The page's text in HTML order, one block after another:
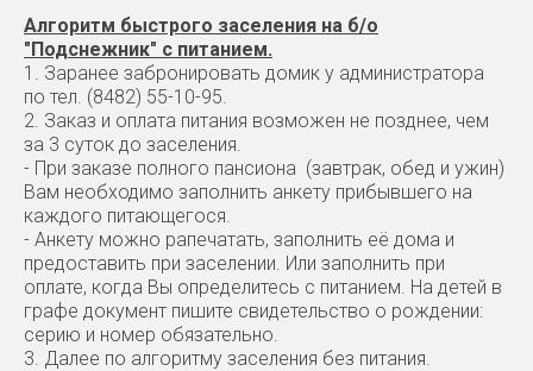
Алгоритм быстрого заселения на б/о
"Подснежник" с питанием.
1. Заранее забронировать домик у администратора
по тел. (8482) 55-10-95.
2. Заказ и оплата питания возможен не позднее, чем
за 3 суток до заселения.
- При заказе полного пансиона (завтрак, обед и ужин)
Вам необходимо заполнить анкету прибывшего на
каждого питающегося.
- Анкету можно рапечатать, заполнить её дома и
предоставить при заселении. Или заполнить при
оплате, когда Вы определитесь с питанием. На детей в
графе документ пишите свидетельство о рождении:
серию и номер обязательно.
3. Далее по алгоритму заселения без питания.